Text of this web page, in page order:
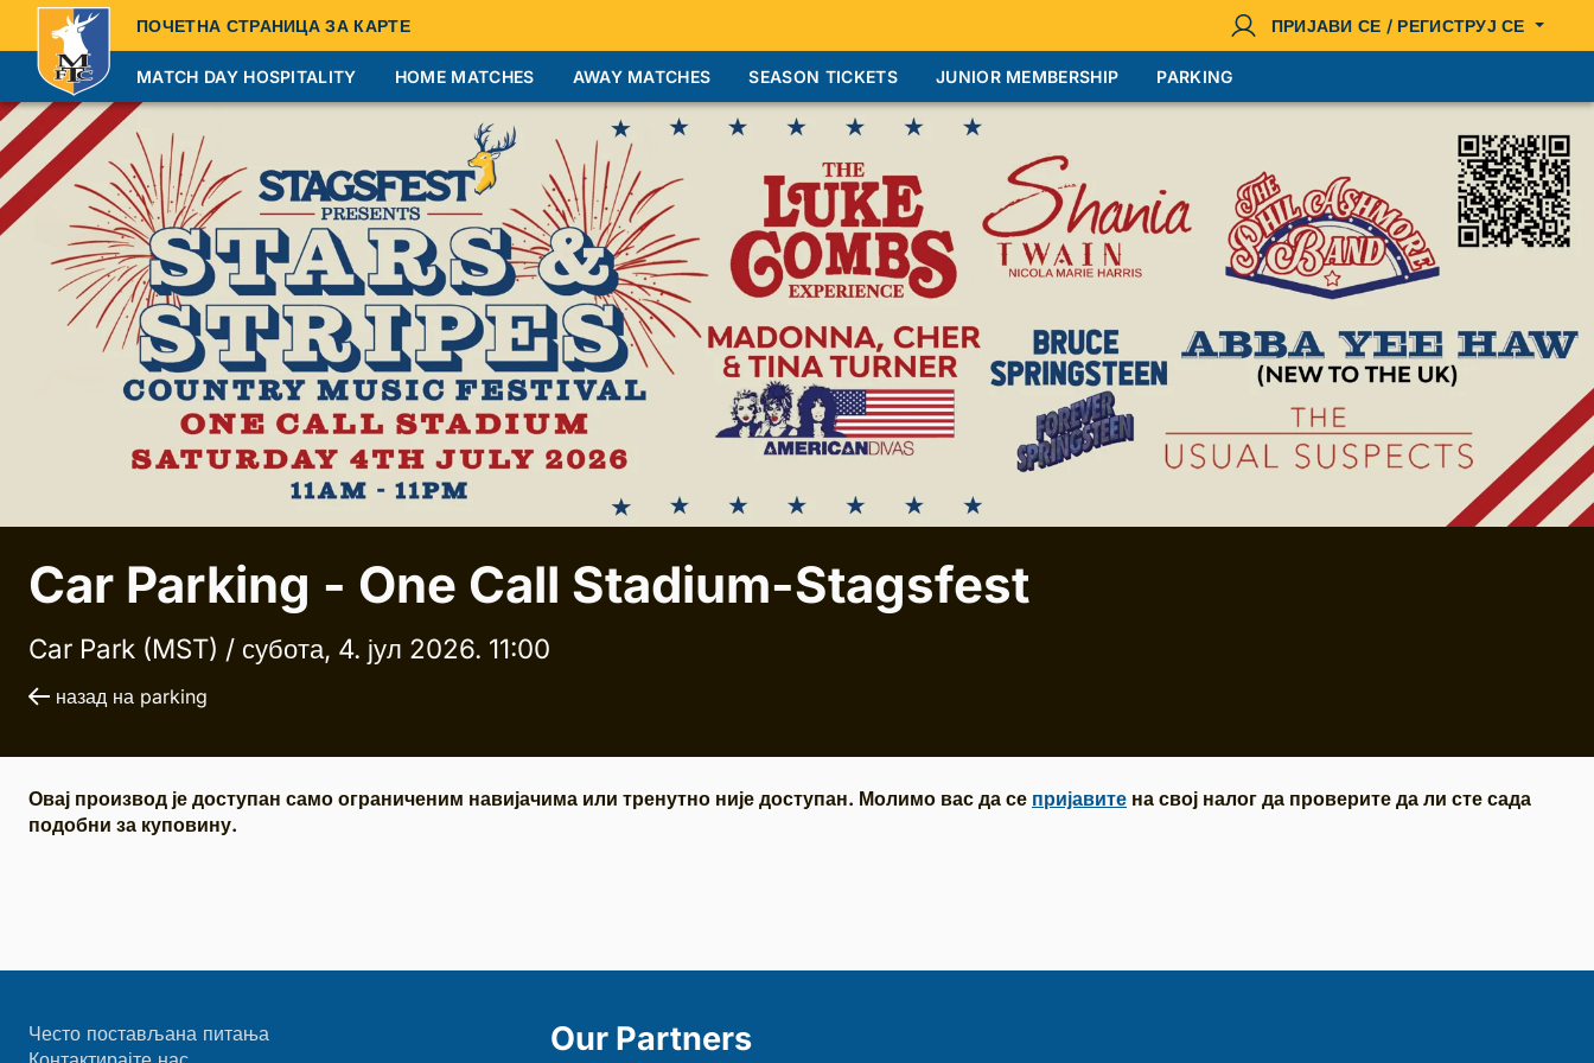
ПОЧЕТНА СТРАНИЦА ЗА КАРТЕ ПРИЈАВИ СЕ / РЕГИСТРУЈ СЕ
MATCH DAY HOSPITALITY HOME MATCHES AWAY MATCHES SEASON TICKETS JUNIOR MEMBERSHIP PARKING
Car Parking - One Call Stadium-Stagsfest
Car Park (MST) / субота, 4. јул 2026. 11:00
назад на parking
Овај производ је доступан само ограниченим навијачима или тренутно није доступан. Молимо вас да се пријавите на свој налог да проверите да ли сте сада
подобни за куповину.
Често постављана питања
Our Partners